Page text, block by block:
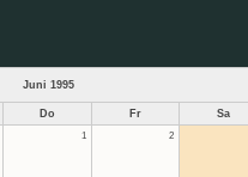
Juni 1995
Do Fr Sa
1 2